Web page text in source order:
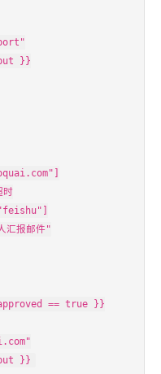
}}
时
汇报邮件"
== true }}
}}